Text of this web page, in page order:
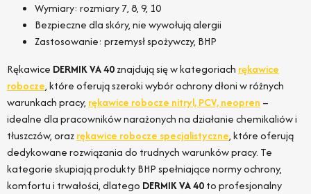
Wymiary: rozmiary 7, 8, 9, 10
Bezpieczne dla skóry, nie wywołują alergii
Zastosowanie: przemysł spożywczy, BHP
Rękawice DERMIK VA 40znajdują się w kategoriach rękawice
robocze, które oferują szeroki wybór ochrony dłoni w różnych
warunkach pracy, rękawice robocze nitryl, PCV, neopren –
idealne dla pracowników narażonych na działanie chemikaliów i
tłuszczów, orazrękawice robocze specjalistyczne, które oferują
dedykowane rozwiązania do trudnych warunków pracy. Te
kategorie skupiają produkty BHP spełniające normy ochrony,
komfortu i trwałości, dlatego DERMIK VA 40to profesjonalny